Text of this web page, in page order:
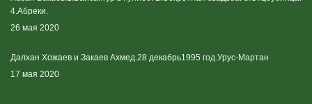
4.Абреки.
26 мая 2020
Далхан Хожаев и Закаев Ахмед.28 декабрь1995 год.Урус-Мартан
17 мая 2020